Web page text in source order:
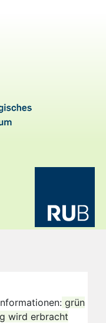
grün
wird erbracht